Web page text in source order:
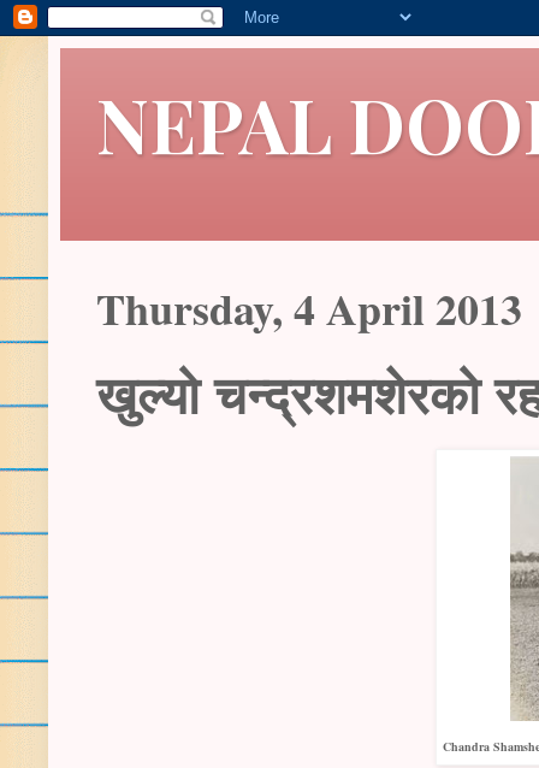
NEPAL
Thursday, 4 April 2013
खुल्यो चन्द्रशमशेरको
Chandra